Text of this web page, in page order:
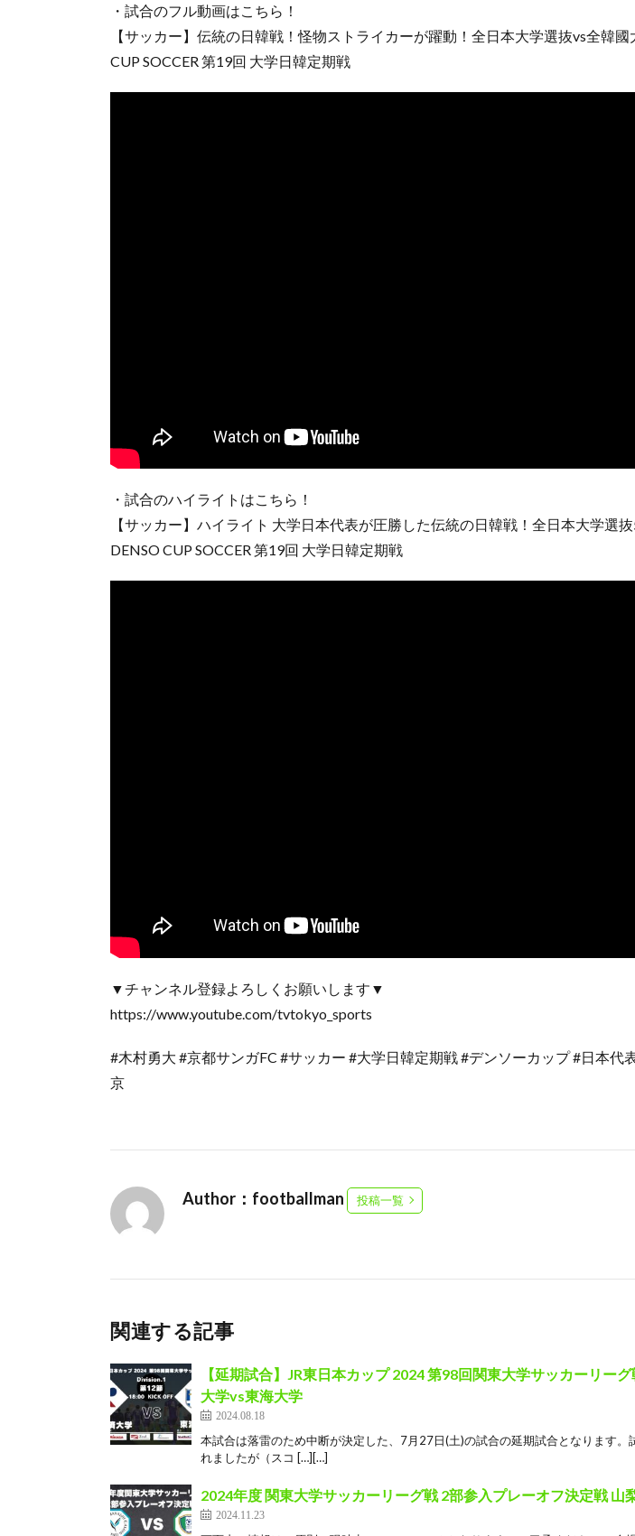
・試合のフル動画はこちら！
【サッカー】伝統の日韓戦！怪物ストライカーが躍動！全日本大学選抜vs全韓
CUP SOCCER 第19回 大学日韓定期戦
・試合のハイライトはこちら！
【サッカー】ハイライト 大学日本代表が圧勝した伝統の日韓戦！全日本大学選
DENSO CUP SOCCER 第19回 大学日韓定期戦
▼チャンネル登録よろしくお願いします▼
https://www.youtube.com/tvtokyo_sports
#木村勇大 #京都サンガFC #サッカー #大学日韓定期戦 #デンソーカップ #日本代
京
Author：footballman 投稿一覧
関連する記事
【延期試合】JR東日本カップ 2024 第98回関東大学サッカーリー
大学vs東海大学
2024.08.18
本試合は落雷のため中断が決定した、7月27日(土)の試合の延期試合となります。
れましたが（スコ […][…]
2024年度 関東大学サッカーリーグ戦 2部参入プレーオフ決定戦 山
2024.11.23